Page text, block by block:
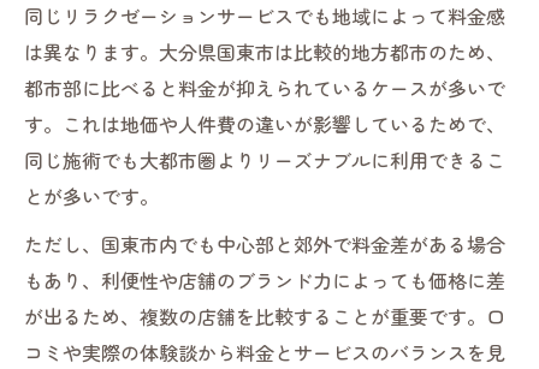
施術内容で変わる料金のポイントとは
リラクゼーション施術内容と料金の関係
施術ごとのリラクゼーション料金をチェッ
ク
リラクゼーションで注目すべき施術別料金
タイマッサージも含めたリラクゼーション
料金比較
オイルや整体のリラクゼーション料金の違
い
同じリラクゼーションサービスでも地域によって料金感
は異なります。大分県国東市は比較的地方都市のため、
都市部に比べると料金が抑えられているケースが多いで
す。これは地価や人件費の違いが影響しているためで、
同じ施術でも大都市圏よりリーズナブルに利用できるこ
とが多いです。
ただし、国東市内でも中心部と郊外で料金差がある場合
もあり、利便性や店舗のブランド力によっても価格に差
が出るため、複数の店舗を比較することが重要です。口
コミや実際の体験談から料金とサービスのバランスを見